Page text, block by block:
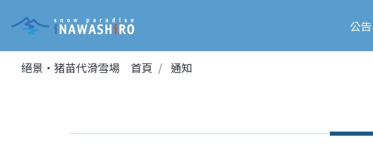
公告
絕景・猪苗代滑雪場 首頁 通知